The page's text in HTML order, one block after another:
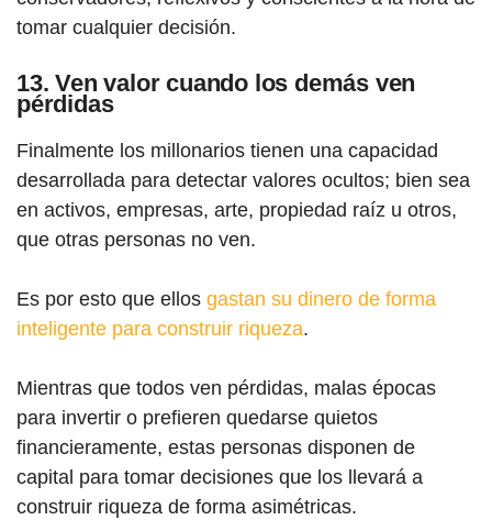
tomar cualquier decisión.
13. Ven valor cuando los demás ven
pérdidas
Finalmente los millonarios tienen una capacidad
desarrollada para detectar valores ocultos; bien sea
en activos, empresas, arte, propiedad raíz u otros,
que otras personas no ven.
Es por esto que ellos gastan su dinero de forma
inteligente para construir riqueza.
Mientras que todos ven pérdidas, malas épocas
para invertir o prefieren quedarse quietos
financieramente, estas personas disponen de
capital para tomar decisiones que los llevará a
construir riqueza de forma asimétricas.